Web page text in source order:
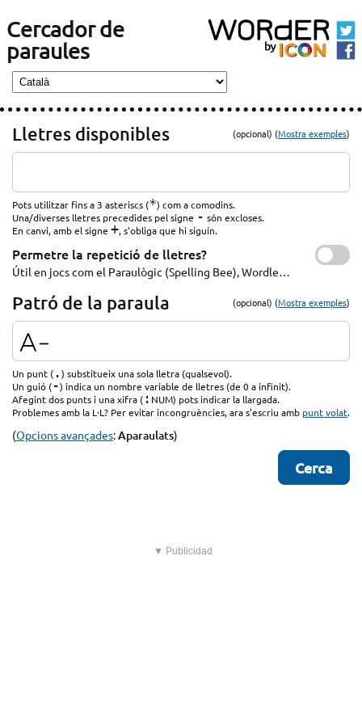
Cercador de
paraules
Lletres disponibles (opcional) (Mostra exemples)
Pots utilitzar fins a 3 asteriscs (*) com a comodins.
Una/diverses lletres precedides pel signe - són excloses.
En canvi, amb el signe +, s'obliga que hi siguin.
Permetre la repetició de lletres?
Útil en jocs com el Paraulògic (Spelling Bee), Wordle…
Patró de la paraula (opcional) (Mostra exemples)
Un punt (.) substitueix una sola lletra (qualsevol).
Un guió (-) indica un nombre variable de lletres (de 0 a infinit).
Afegint dos punts i una xifra (: NUM) pots indicar la llargada.
Problemes amb la L·L? Per evitar incongruències, ara s'escriu amb punt volat.
(Opcions avançades:Aparaulats)
▼ Publicidad